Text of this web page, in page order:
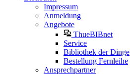
Impressum
Anmeldung
Angebote
ThueBIBnet
Service
Bibliothek der Dinge
Bestellung Fernleihe
Ansprechpartner